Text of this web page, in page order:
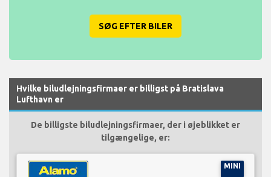
SØG EFTER BILER
Hvilke biludlejningsfirmaer er billigst på Bratislava
Lufthavn er
De billigste biludlejningsfirmaer, der i øjeblikket er
tilgængelige, er:
MINI